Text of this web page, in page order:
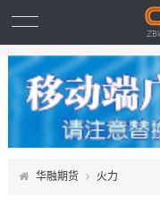
华融期货 火力